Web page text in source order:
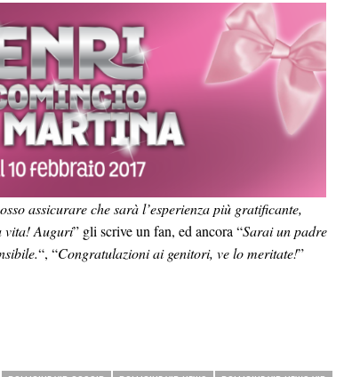
assicurare che sarà l’esperienza più gratificante,
vita! Auguri” gli scrive un fan, ed ancora “Sarai un padre
“, “Congratulazioni ai genitori, ve lo meritate!”